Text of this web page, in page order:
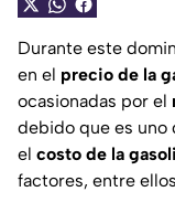
Durante este
en el precio de la
ocasionadas por el
debido que es uno
el costo de la
factores, entre